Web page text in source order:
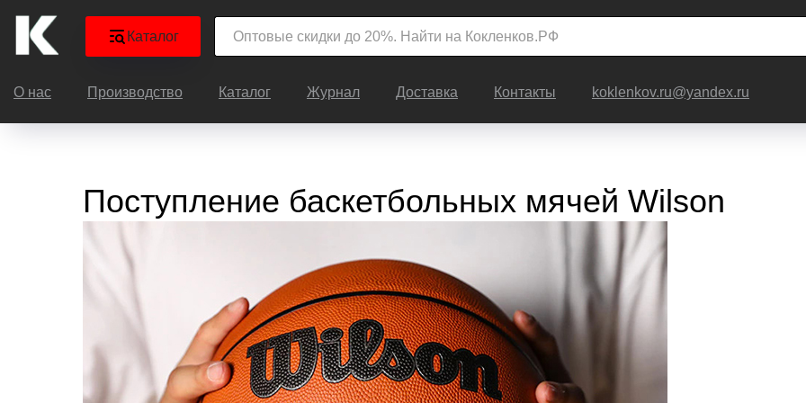
Каталог
О нас Производство Каталог Журнал Доставка Контакты koklenkov.ru@yandex.ru
Поступление баскетбольных мячей Wilson